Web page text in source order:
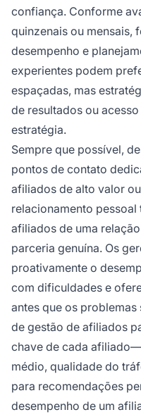
confiança. Conforme
quinzenais ou mensais,
desempenho e
experientes podem
espaçadas, mas
de resultados ou
estratégia.
Sempre que possível,
pontos de contato
afiliados de alto valor
relacionamento
afiliados de uma
parceria genuína. Os
proativamente o
com dificuldades e
antes que os
de gestão de afiliados
chave de cada
médio, qualidade do
para recomendações
desempenho de um